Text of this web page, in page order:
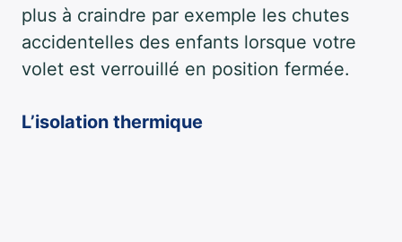
plus à craindre par exemple les chutes
accidentelles des enfants lorsque votre
volet est verrouillé en position fermée.
L’isolation thermique